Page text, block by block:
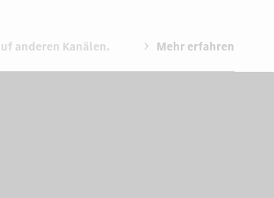
anderen Kanälen. Mehr erfahren